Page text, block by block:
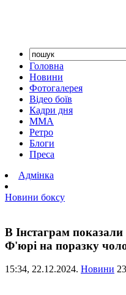
Головна
Новини
Фотогалерея
Відео боїв
Кадри дня
ММА
Ретро
Блоги
Преса
Адмінка
Новини боксу
В Інстаграм
Ф'юрі на поразку
15:34, 22.12.2024. Новини